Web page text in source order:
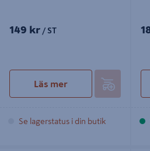
149 kr / ST
Läs mer
Se lagerstatus i din butik